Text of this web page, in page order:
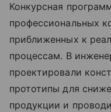
Конкурсная
профессиональных
приближенных к
процессам. В
проектировали
прототипы для
продукции и